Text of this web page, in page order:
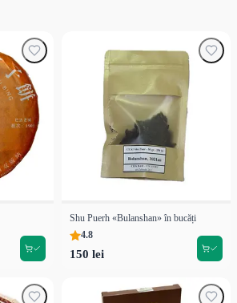
Shu Puerh «Bulanshan» în bucăți
4.8
150 lei